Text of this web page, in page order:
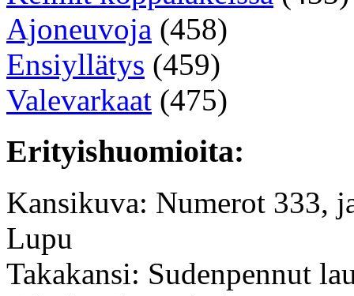
Ajoneuvoja (458)
Ensiyllätys (459)
Valevarkaat (475)
Erityishuomioita:
Kansikuva: Numerot 333,
Lupu
Takakansi: Sudenpennut